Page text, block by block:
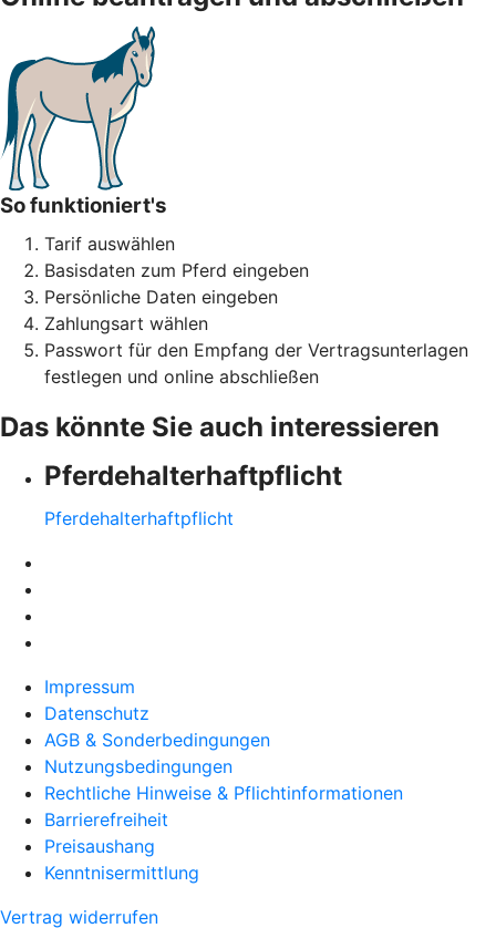
So funktioniert's
Tarif auswählen
Basisdaten zum Pferd eingeben
Persönliche Daten eingeben
Zahlungsart wählen
Passwort für den Empfang der Vertragsunterlagen
festlegen und online abschließen
Das könnte Sie auch interessieren
Pferdehalter­haftpflicht
Pferdehalter­haftpflicht
Impressum
Datenschutz
AGB & Sonderbedingungen
Nutzungsbedingungen
Rechtliche Hinweise & Pflichtinformationen
Barrierefreiheit
Preisaushang
Kenntnisermittlung
Vertrag widerrufen